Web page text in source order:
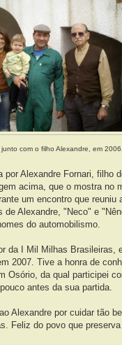
com o filho Alexandre, em
por Alexandre Fornari, filho
acima, que o mostra no
um encontro que reuniu
de Alexandre, "Neco" e
do automobilismo.
da I Mil Milhas Brasileiras,
2007. Tive a honra de
Osório, da qual participei
antes da sua partida.
Alexandre por cuidar tão
Feliz do povo que